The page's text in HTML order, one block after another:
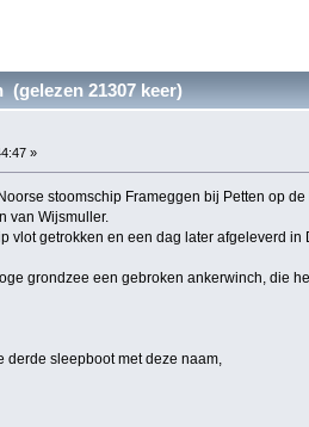
21307 keer)
»
stoomschip Frameggen bij Petten op
van Wijsmuller.
vlot getrokken en een dag later afgeleverd in
grondzee een gebroken ankerwinch, die
derde sleepboot met deze naam,